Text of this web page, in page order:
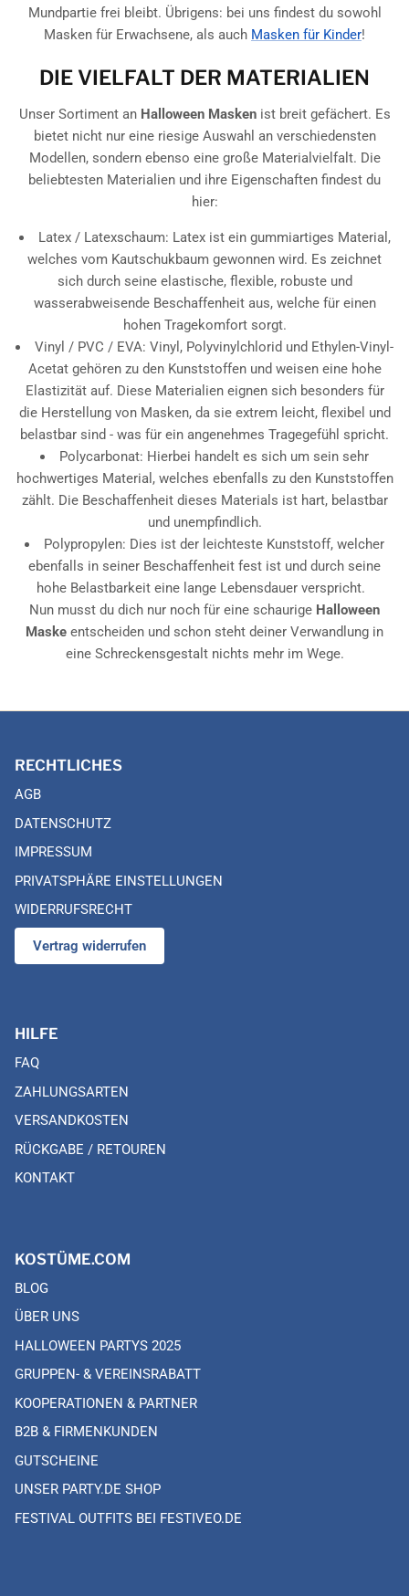
Mundpartie frei bleibt. Übrigens: bei uns findest du sowohl
Masken für Erwachsene, als auch Masken für Kinder!
DIE VIELFALT DER MATERIALIEN
Unser Sortiment an Halloween Maskenist breit gefächert. Es
bietet nicht nur eine riesige Auswahl an verschiedensten
Modellen, sondern ebenso eine große Materialvielfalt. Die
beliebtesten Materialien und ihre Eigenschaften findest du
hier:
Latex / Latexschaum: Latex ist ein gummiartiges Material,
welches vom Kautschukbaum gewonnen wird. Es zeichnet
sich durch seine elastische, flexible, robuste und
wasserabweisende Beschaffenheit aus, welche für einen
hohen Tragekomfort sorgt.
Vinyl / PVC / EVA: Vinyl, Polyvinylchlorid und Ethylen-Vinyl-
Acetat gehören zu den Kunststoffen und weisen eine hohe
Elastizität auf. Diese Materialien eignen sich besonders für
die Herstellung von Masken, da sie extrem leicht, flexibel und
belastbar sind - was für ein angenehmes Tragegefühl spricht.
Polycarbonat: Hierbei handelt es sich um sein sehr
hochwertiges Material, welches ebenfalls zu den Kunststoffen
zählt. Die Beschaffenheit dieses Materials ist hart, belastbar
und unempfindlich.
Polypropylen: Dies ist der leichteste Kunststoff, welcher
ebenfalls in seiner Beschaffenheit fest ist und durch seine
hohe Belastbarkeit eine lange Lebensdauer verspricht.
Nun musst du dich nur noch für eine schaurige Halloween
Maske entscheiden und schon steht deiner Verwandlung in
eine Schreckensgestalt nichts mehr im Wege.
RECHTLICHES
AGB
DATENSCHUTZ
IMPRESSUM
PRIVATSPHÄRE EINSTELLUNGEN
WIDERRUFSRECHT
Vertrag widerrufen
HILFE
FAQ
ZAHLUNGSARTEN
VERSANDKOSTEN
RÜCKGABE / RETOUREN
KONTAKT
KOSTÜME.COM
BLOG
ÜBER UNS
HALLOWEEN PARTYS 2025
GRUPPEN- & VEREINSRABATT
KOOPERATIONEN & PARTNER
B2B & FIRMENKUNDEN
GUTSCHEINE
UNSER PARTY.DE SHOP
FESTIVAL OUTFITS BEI FESTIVEO.DE